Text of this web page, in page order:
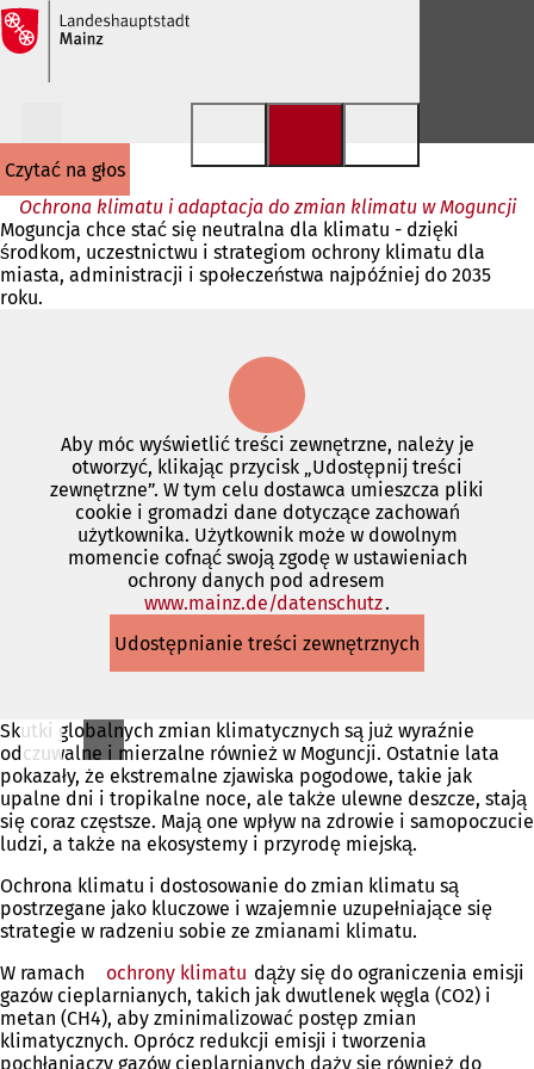
Przejdź do treści
czytać na głos
Ochrona klimatu i adaptacja do zmian klimatu w Moguncji
Moguncja chce stać się neutralna dla klimatu - dzięki
środkom, uczestnictwu i strategiom ochrony klimatu dla
miasta, administracji i społeczeństwa najpóźniej do 2035
roku.
Aby móc wyświetlić treści zewnętrzne, należy je
otworzyć, klikając przycisk „Udostępnij treści
zewnętrzne”. W tym celu dostawca umieszcza pliki
cookie i gromadzi dane dotyczące zachowań
użytkownika. Użytkownik może w dowolnym
momencie cofnąć swoją zgodę w ustawieniach
ochrony danych pod adresem
www.mainz.de/datenschutz(Otwiera
w
nowej
.
Udostępnianie treści zewnętrznych
Skutki globalnych zmian klimatycznych są już wyraźnie
odczuwalne i mierzalne również w Moguncji. Ostatnie lata
pokazały, że ekstremalne zjawiska pogodowe, takie jak
upalne dni i tropikalne noce, ale także ulewne deszcze, stają
się coraz częstsze. Mają one wpływ na zdrowie i samopoczucie
ludzi, a także na ekosystemy i przyrodę miejską.
Ochrona klimatu i dostosowanie do zmian klimatu są
postrzegane jako kluczowe i wzajemnie uzupełniające się
strategie w radzeniu sobie ze zmianami klimatu.
W ramach
ochrony klimatu (Otwiera
się
w
nowej
karcie)
dąży się do ograniczenia emisji
gazów cieplarnianych, takich jak dwutlenek węgla (CO2) i
metan (CH4), aby zminimalizować postęp zmian
klimatycznych. Oprócz redukcji emisji i tworzenia
pochłaniaczy gazów cieplarnianych dąży się również do